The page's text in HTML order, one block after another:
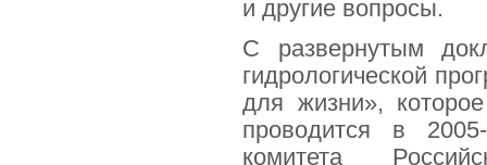
и другие вопросы.
С развернутым
гидрологической
для жизни»,
проводится в
комитета